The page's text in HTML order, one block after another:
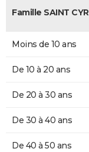
Famille SAINT CYR
Moins de 10 ans
De 10 à 20 ans
De 20 à 30 ans
De 30 à 40 ans
De 40 à 50 ans